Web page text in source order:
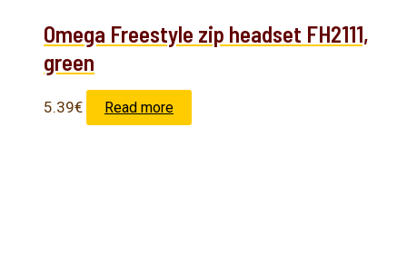
Omega Freestyle zip headset FH2111,
green
5.39€ Read more